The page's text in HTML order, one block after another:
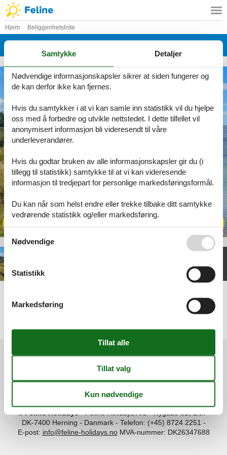
Hjem Beliggenhetsliste
Gilleleje Feriecenter
grønne områder. Her finnes restaurant, kafé, bassenger, spa,
badstue og aktivitetsenter med minigolf, spill og bar. Utendørs kan
aktiv og avslappende familieferie.
Information
Persondatapolitik
Cookies
Om os
©Feline Holidays-Feline Holidays A/S-Nygade 8B, 2.th -
DK-7400 Herning - Danmark - Telefon: (+45) 8724 2251 -
E-post: info@feline-holidays.no MVA-nummer: DK26347688
Samtykke Detaljer
Nødvendige informasjonskapsler sikrer at siden fungerer og
de kan derfor ikke kan fjernes.
Hvis du samtykker i at vi kan samle inn statistikk vil du hjelpe
oss med å forbedre og utvikle nettstedet. I dette tilfellet vil
anonymisert informasjon bli videresendt til våre
underleverandører.
Hvis du godtar bruken av alle informasjonskapsler gir du (i
tillegg til statistikk) samtykke til at vi kan videresende
informasjon til tredjepart for personlige markedsføringsformål.
Du kan når som helst endre eller trekke tilbake ditt samtykke
vedrørende statistikk og/eller markedsføring.
Nødvendige
Statistikk
Markedsføring